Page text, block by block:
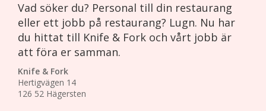
Vad söker du? Personal till din restaurang
eller ett jobb på restaurang? Lugn. Nu har
du hittat till Knife & Fork och vårt jobb är
att föra er samman.
Knife & Fork
Hertigvägen 14
126 52 Hägersten